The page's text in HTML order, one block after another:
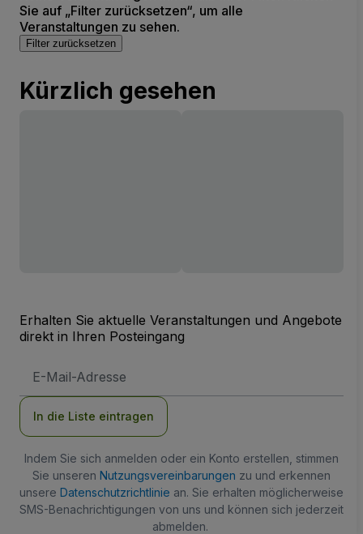
Sie auf „Filter zurücksetzen“, um alle
Veranstaltungen zu sehen.
Filter zurücksetzen
Kürzlich gesehen
Erhalten Sie aktuelle Veranstaltungen und Angebote
direkt in Ihren Posteingang
Mail-
In die Liste eintragen
Indem Sie sich anmelden oder ein Konto erstellen, stimmen
Sie unseren Nutzungsvereinbarungen zu und erkennen
unsere Datenschutzrichtlinie an. Sie erhalten möglicherweise
SMS-Benachrichtigungen von uns und können sich jederzeit
abmelden.